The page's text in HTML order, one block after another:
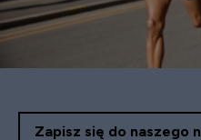
Zapisz się do naszego